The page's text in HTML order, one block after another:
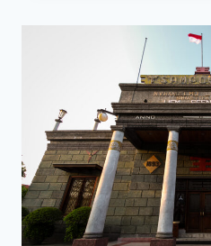
WISATA
YANG
BUKAN
MAIN
DI
SURABAYA